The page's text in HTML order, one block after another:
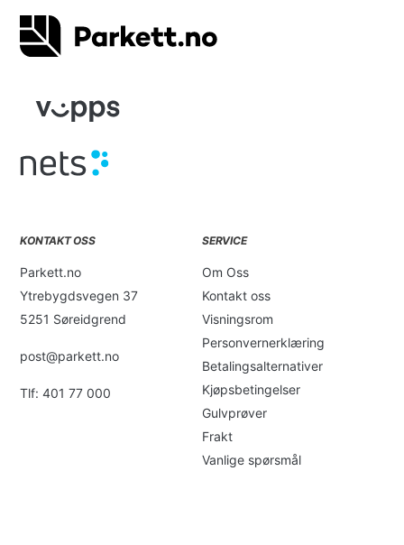
henting.
KONTAKT OSS
Parkett.no
Ytrebygdsvegen 37
5251 Søreidgrend
post@parkett.no
Tlf: 401 77 000
SERVICE
Om Oss
Kontakt oss
Visningsrom
Personvernerklæring
Betalingsalternativer
Kjøpsbetingelser
Gulvprøver
Frakt
Vanlige spørsmål